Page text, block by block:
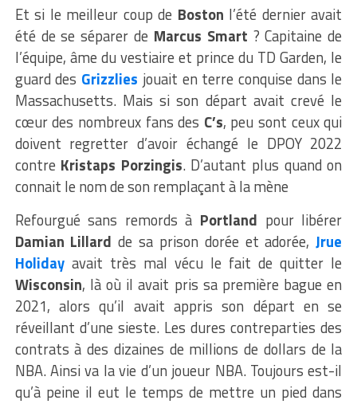
Et si le meilleur coup de Boston l’été dernier avait
été de se séparer de Marcus Smart ? Capitaine de
l’équipe, âme du vestiaire et prince du TD Garden, le
guard des Grizzlies jouait en terre conquise dans le
Massachusetts. Mais si son départ avait crevé le
cœur des nombreux fans des C’s, peu sont ceux qui
doivent regretter d’avoir échangé le DPOY 2022
contre Kristaps Porzingis. D’autant plus quand on
connait le nom de son remplaçant à la mène
Refourgué sans remords à Portland pour libérer
Damian Lillard de sa prison dorée et adorée, Jrue
Holidayavait très mal vécu le fait de quitter le
Wisconsin, là où il avait pris sa première bague en
2021, alors qu’il avait appris son départ en se
réveillant d’une sieste. Les dures contreparties des
contrats à des dizaines de millions de dollars de la
NBA. Ainsi va la vie d’un joueur NBA. Toujours est-il
qu’à peine il eut le temps de mettre un pied dans